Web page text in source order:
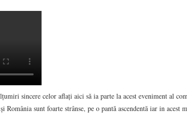
sincere celor aflați aici să ia parte la acest eveniment al
sunt foarte strânse, pe o pantă ascendentă iar in acest